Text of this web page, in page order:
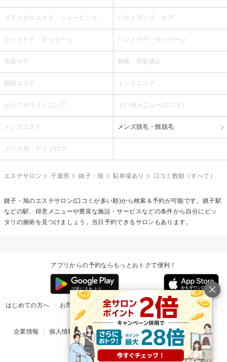
ブライダルエステ・シェービング バストアップ・ケア
フットケア・マッサージ ハンドケア・マッサージ
角質ケア 骨格・骨盤矯正
韓国エステ インドエステ
セルフホワイトニング その他メニュー(エステ)
メンズエステ メンズ脱毛・髭脱毛
メンズ眉・アイブロウ
エステサロン 千葉県 銚子・旭 駐車場あり 口コミ数順（すべて）
銚子・旭のエステサロン(口コミが多い順)から検索＆予約が可能です。銚子駅
などの駅、得意メニューや豊富な施設・サービスなどの条件から自分にピッ
タリの施術を見つけましょう。当日予約できるサロンもあります。
アプリからの予約ならもっとおトクで便利！
はじめての方へ お問い合わせ ヘルプ リリース情報
利用規約
掲載ご希望のサロン様
企業情報 個人情報保護方針 楽天のサービス一覧 アプリ一覧
© Rakuten Group, Inc.